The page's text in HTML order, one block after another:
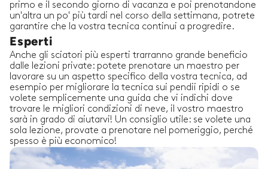
primo e il secondo giorno di vacanza e poi prenotandone
un'altra un po' più tardi nel corso della settimana, potrete
garantire che la vostra tecnica continui a progredire.
Esperti
Anche gli sciatori più esperti trarranno grande beneficio
dalle lezioni private: potete prenotare un maestro per
lavorare su un aspetto specifico della vostra tecnica, ad
esempio per migliorare la tecnica sui pendii ripidi o se
volete semplicemente una guida che vi indichi dove
trovare le migliori condizioni di neve, il vostro maestro
sarà in grado di aiutarvi! Un consiglio utile: se volete una
sola lezione, provate a prenotare nel pomeriggio, perché
spesso è più economico!